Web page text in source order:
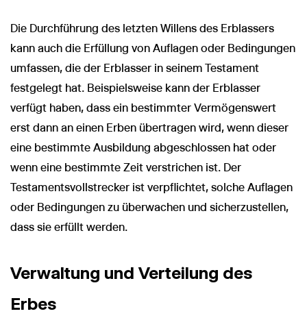
Die Durchführung des letzten Willens des Erblassers
kann auch die Erfüllung von Auflagen oder Bedingungen
umfassen, die der Erblasser in seinem Testament
festgelegt hat. Beispielsweise kann der Erblasser
verfügt haben, dass ein bestimmter Vermögenswert
erst dann an einen Erben übertragen wird, wenn dieser
eine bestimmte Ausbildung abgeschlossen hat oder
wenn eine bestimmte Zeit verstrichen ist. Der
Testamentsvollstrecker ist verpflichtet, solche Auflagen
oder Bedingungen zu überwachen und sicherzustellen,
dass sie erfüllt werden.
Verwaltung und Verteilung des
Erbes